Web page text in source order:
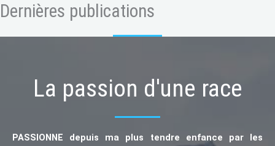
Dernières publications
La passion d'une race
PASSIONNE depuis ma plus tendre enfance par les